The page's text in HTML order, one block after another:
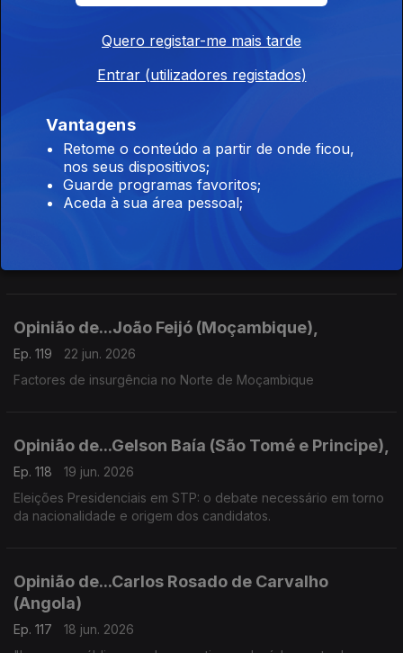
"PGR de Angola acusa Higino Carneiro de corrupção pondo
João Lourenço"
Ep. 121
24 jun. 2026
Quem cuida das crianças num país das instabilidades?
Opinião de...Rosário Luz (Cabo Verde),
Opinião de...João Feijó (Moçambique),
Ep. 119
22 jun. 2026
Factores de insurgência no Norte de Moçambique
Opinião de...Gelson Baía (São Tomé e Principe),
Ep. 118
19 jun. 2026
Eleições Presidenciais em STP: o debate necessário em torno
da nacionalidade e origem dos candidatos.
Opinião de...Carlos Rosado de Carvalho
(Angola)
Ep. 117
18 jun. 2026
Quero registar-me mais tarde
Entrar (utilizadores registados)
Vantagens
Retome o conteúdo a partir de onde ficou,
nos seus dispositivos;
Guarde programas favoritos;
Aceda à sua área pessoal;